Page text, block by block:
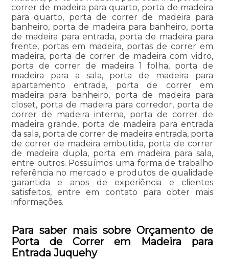
correr de madeira para quarto, porta de madeira
para quarto, porta de correr de madeira para
banheiro, porta de madeira para banheiro, porta
de madeira para entrada, porta de madeira para
frente, portas em madeira, portas de correr em
madeira, porta de correr de madeira com vidro,
porta de correr de madeira 1 folha, porta de
madeira para a sala, porta de madeira para
apartamento entrada, porta de correr em
madeira para banheiro, porta de madeira para
closet, porta de madeira para corredor, porta de
correr de madeira interna, porta de correr de
madeira grande, porta de madeira para entrada
da sala, porta de correr de madeira entrada, porta
de correr de madeira embutida, porta de correr
de madeira dupla, porta em madeira para sala,
entre outros. Possuímos uma forma de trabalho
referência no mercado e produtos de qualidade
garantida e anos de experiência e clientes
satisfeitos, entre em contato para obter mais
informações.
Para saber mais sobre Orçamento de
Porta de Correr em Madeira para
Entrada Juquehy